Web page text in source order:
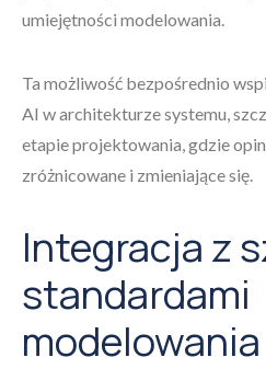
umiejętności modelowania.
Ta możliwość bezpośrednio
AI w architekturze systemu,
etapie projektowania, gdzie
zróżnicowane i zmieniające się.
Integracja z
standardami
modelowania